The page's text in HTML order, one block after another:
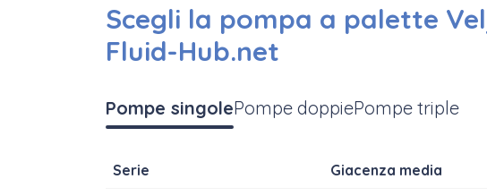
Scegli la pompa a palette
Fluid-Hub.net
Pompe singolePompe doppiePompe triple
Serie Giacenza media